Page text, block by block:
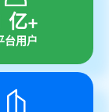
亿+
台用户